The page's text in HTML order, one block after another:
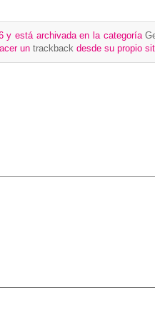
y está archivada en la categoría
untrackback desde su propio